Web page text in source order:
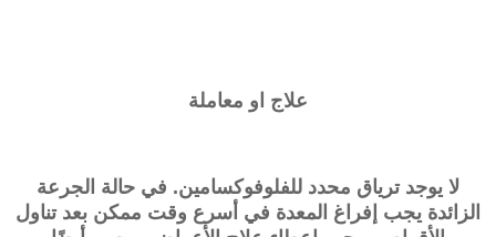
علاج او معاملة
لا يوجد ترياق محدد للفلوفوكسامين. في حالة الجرعة
الزائدة يجب إفراغ المعدة في أسرع وقت ممكن بعد تناول